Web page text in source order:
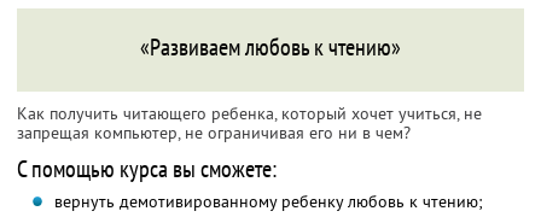
«Развиваем любовь к чтению»
Как получить читающего ребенка, который хочет учиться, не
запрещая компьютер, не ограничивая его ни в чем?
С помощью курса вы сможете:
вернуть демотивированному ребенку любовь к чтению;